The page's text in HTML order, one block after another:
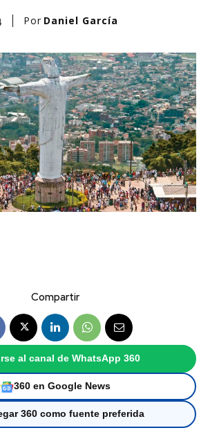
Por Daniel García
Compartir
al canal de WhatsApp 360
360 en Google News
360 como fuente preferida